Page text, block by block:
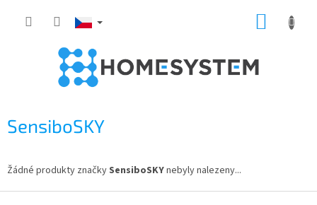
SensiboSKY
Žádné produkty značkySensiboSKYnebyly nalezeny...